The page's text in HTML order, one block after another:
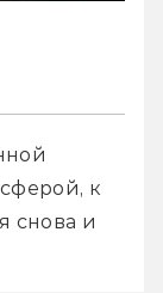
к
снова и